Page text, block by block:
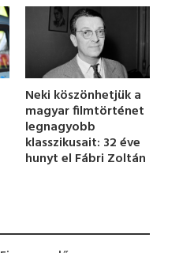
Neki köszönhetjük a
magyar filmtörténet
legnagyobb
klasszikusait: 32 éve
hunyt el Fábri Zoltán